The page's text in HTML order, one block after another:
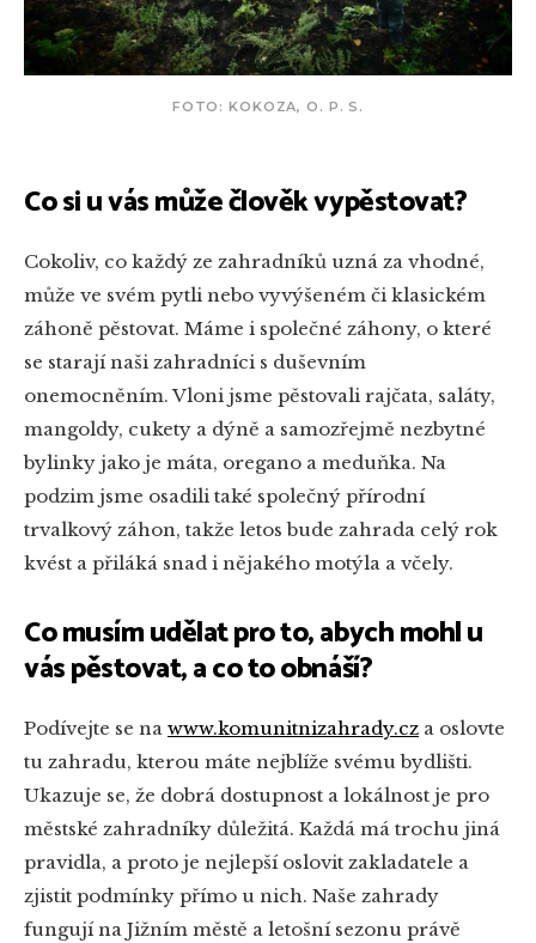
FOTO: KOKOZA, O. P. S.
Co si u vás může člověk vypěstovat?
Cokoliv, co každý ze zahradníků uzná za vhodné,
může ve svém pytli nebo vyvýšeném či klasickém
záhoně pěstovat. Máme i společné záhony, o které
se starají naši zahradníci s duševním
onemocněním. Vloni jsme pěstovali rajčata, saláty,
mangoldy, cukety a dýně a samozřejmě nezbytné
bylinky jako je máta, oregano a meduňka. Na
podzim jsme osadili také společný přírodní
trvalkový záhon, takže letos bude zahrada celý rok
kvést a přiláká snad i nějakého motýla a včely.
Co musím udělat pro to, abych mohl u
vás pěstovat, a co to obnáší?
Podívejte se na www.komunitnizahrady.cz a oslovte
tu zahradu, kterou máte nejblíže svému bydlišti.
Ukazuje se, že dobrá dostupnost a lokálnost je pro
městské zahradníky důležitá. Každá má trochu jiná
pravidla, a proto je nejlepší oslovit zakladatele a
zjistit podmínky přímo u nich. Naše zahrady
fungují na Jižním městě a letošní sezonu právě